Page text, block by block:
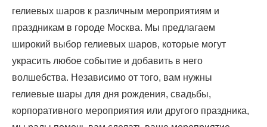
гелиевых шаров к различным мероприятиям и
праздникам в городе Москва. Мы предлагаем
широкий выбор гелиевых шаров, которые могут
украсить любое событие и добавить в него
волшебства. Независимо от того, вам нужны
гелиевые шары для дня рождения, свадьбы,
корпоративного мероприятия или другого праздника,